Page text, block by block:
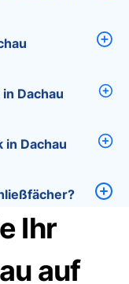
Dachau
in Dachau
Ihr
auf